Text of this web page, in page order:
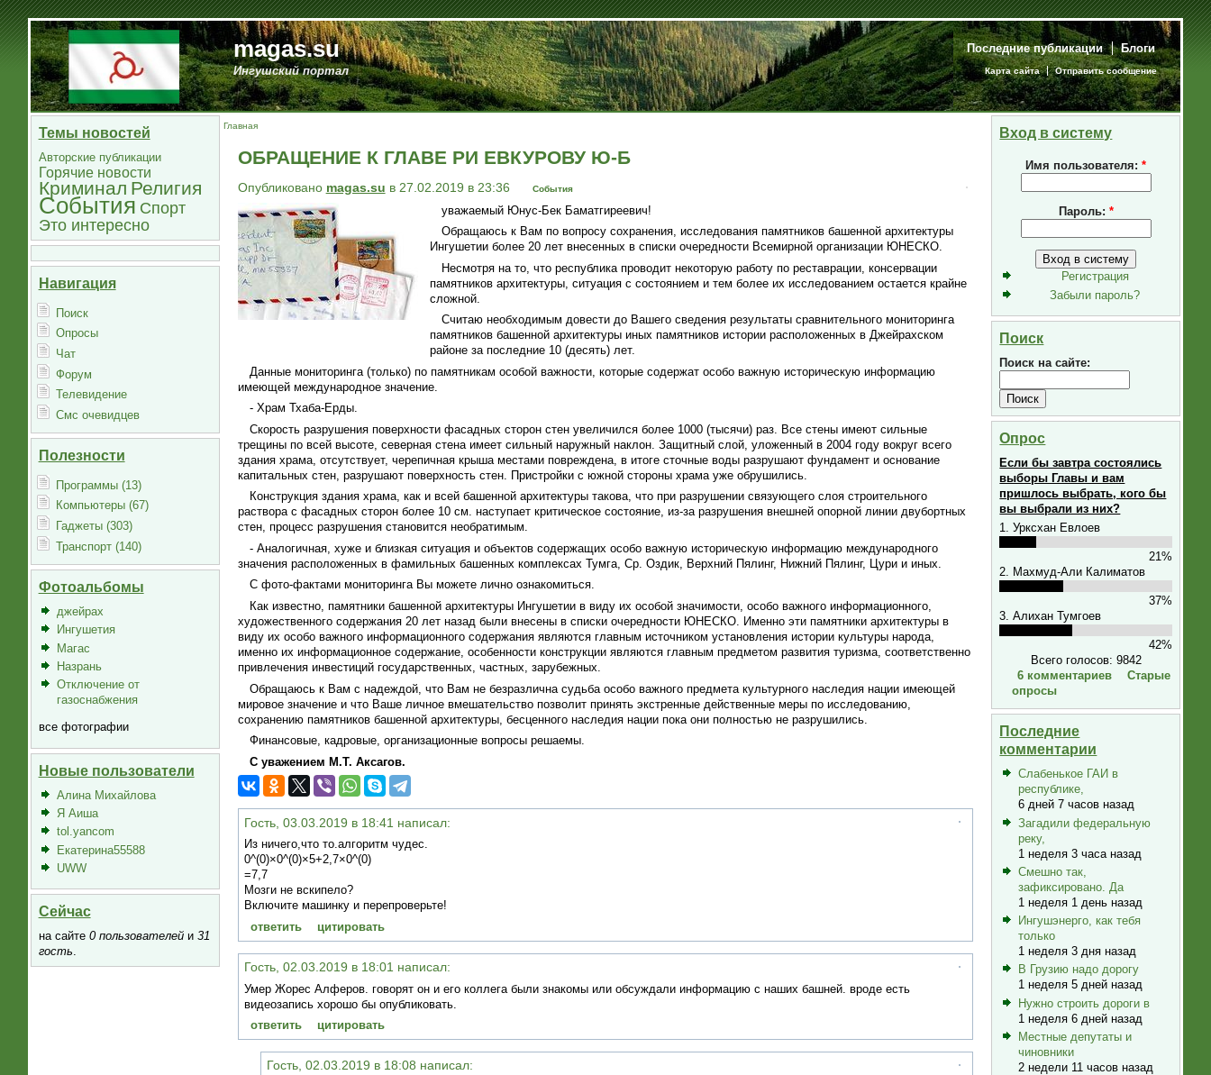
magas.su
Ингушский портал
Последние публикации Блоги
Карта сайта Отправить сообщение
Темы новостей
Авторские публикации
Горячие новости
Криминал Религия
События Спорт
Это интересно
Навигация
Поиск
Опросы
Чат
Форум
Телевидение
Смс очевидцев
Полезности
Программы (13)
Компьютеры (67)
Гаджеты (303)
Транспорт (140)
Фотоальбомы
джейрах
Ингушетия
Магас
Назрань
Отключение от
газоснабжения
все фотографии
Новые пользователи
Алина Михайлова
Я Аиша
tol.yancom
Екатерина55588
UWW
Сейчас
на сайте 0 пользователейи 31
гость.
Главная
ОБРАЩЕНИЕ К ГЛАВЕ РИ ЕВКУРОВУ Ю-Б
Опубликовано magas.su в 27.02.2019 в 23:36 События
уважаемый Юнус-Бек Баматгиреевич!
Обращаюсь к Вам по вопросу сохранения, исследования памятников башенной архитектуры
Ингушетии более 20 лет внесенных в списки очередности Всемирной организации ЮНЕСКО.
Несмотря на то, что республика проводит некоторую работу по реставрации, консервации
памятников архитектуры, ситуация с состоянием и тем более их исследованием остается крайне
сложной.
Считаю необходимым довести до Вашего сведения результаты сравнительного мониторинга
памятников башенной архитектуры иных памятников истории расположенных в Джейрахском
районе за последние 10 (десять) лет.
Данные мониторинга (только) по памятникам особой важности, которые содержат особо важную историческую информацию
имеющей международное значение.
- Храм Тхаба-Ерды.
Скорость разрушения поверхности фасадных сторон стен увеличился более 1000 (тысячи) раз. Все стены имеют сильные
трещины по всей высоте, северная стена имеет сильный наружный наклон. Защитный слой, уложенный в 2004 году вокруг всего
здания храма, отсутствует, черепичная крыша местами повреждена, в итоге сточные воды разрушают фундамент и основание
капитальных стен, разрушают поверхность стен. Пристройки с южной стороны храма уже обрушились.
Конструкция здания храма, как и всей башенной архитектуры такова, что при разрушении связующего слоя строительного
раствора с фасадных сторон более 10 см. наступает критическое состояние, из-за разрушения внешней опорной линии двубортных
стен, процесс разрушения становится необратимым.
- Аналогичная, хуже и близкая ситуация и объектов содержащих особо важную историческую информацию международного
значения расположенных в фамильных башенных комплексах Тумга, Ср. Оздик, Верхний Пялинг, Нижний Пялинг, Цури и иных.
С фото-фактами мониторинга Вы можете лично ознакомиться.
Как известно, памятники башенной архитектуры Ингушетии в виду их особой значимости, особо важного информационного,
художественного содержания 20 лет назад были внесены в списки очередности ЮНЕСКО. Именно эти памятники архитектуры в
виду их особо важного информационного содержания являются главным источником установления истории культуры народа,
именно их информационное содержание, особенности конструкции являются главным предметом развития туризма, соответственно
привлечения инвестиций государственных, частных, зарубежных.
Обращаюсь к Вам с надеждой, что Вам не безразлична судьба особо важного предмета культурного наследия нации имеющей
мировое значение и что Ваше личное вмешательство позволит принять экстренные действенные меры по исследованию,
сохранению памятников башенной архитектуры, бесценного наследия нации пока они полностью не разрушились.
Финансовые, кадровые, организационные вопросы решаемы.
С уважением М.Т. Аксагов.
Гость, 03.03.2019 в 18:41 написал:
Из ничего,что то.алгоритм чудес.
0^(0)×0^(0)×5+2,7×0^(0)
=7,7
Мозги не вскипело?
Включите машинку и перепроверьте!
ответить
цитировать
Гость, 02.03.2019 в 18:01 написал:
Умер Жорес Алферов. говорят он и его коллега были знакомы или обсуждали информацию с наших башней. вроде есть
видеозапись хорошо бы опубликовать.
ответить
цитировать
Гость, 02.03.2019 в 18:08 написал:
Вход в систему
Имя пользователя:*
Пароль: *
Регистрация
Забыли пароль?
Поиск
Поиск на сайте:
Опрос
Если бы завтра состоялись
выборы Главы и вам
пришлось выбрать, кого бы
вы выбрали из них?
1. Урксхан Евлоев
21%
2. Махмуд-Али Калиматов
37%
3. Алихан Тумгоев
42%
Всего голосов: 9842
6 комментариев
Старые
опросы
Последние
комментарии
Слабенькое ГАИ в
республике,
6 дней 7 часов назад
Загадили федеральную
реку,
1 неделя 3 часа назад
Смешно так,
зафиксировано. Да
1 неделя 1 день назад
Ингушэнерго, как тебя
только
1 неделя 3 дня назад
В Грузию надо дорогу
1 неделя 5 дней назад
Нужно строить дороги в
1 неделя 6 дней назад
Местные депутаты и
чиновники
2 недели 11 часов назад